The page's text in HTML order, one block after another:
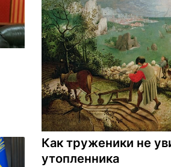
Как труженики не
утопленника